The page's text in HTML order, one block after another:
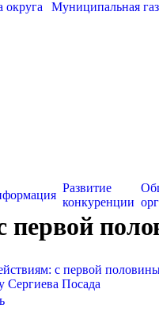
округа Муниципальная
Развитие
конкуренции
первой
с первой
Сергиева Посада